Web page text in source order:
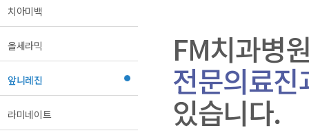
치아미백
올세라믹
앞니레진
라미네이트
FM치과병
전문의료
있습니다.